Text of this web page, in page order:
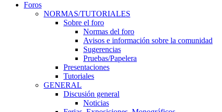
Foros
NORMAS/TUTORIALES
Sobre el foro
Normas del foro
Avisos e información sobre la comunidad
Sugerencias
Pruebas/Papelera
Presentaciones
Tutoriales
GENERAL
Discusión general
Noticias